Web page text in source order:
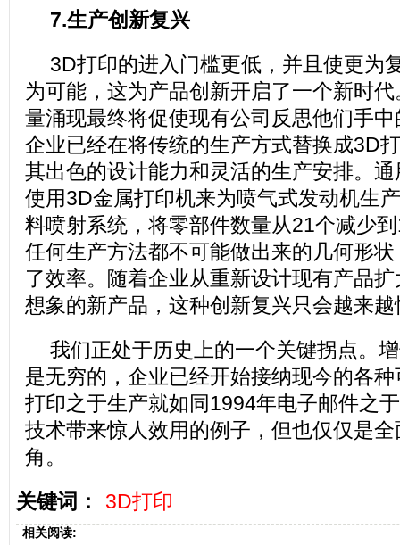
7.生产创新复兴
3D打印的进入门槛更低，并且使更为
为可能，这为产品创新开启了一个新时
量涌现最终将促使现有公司反思他们手
企业已经在将传统的生产方式替换成3D
其出色的设计能力和灵活的生产安排。
使用3D金属打印机来为喷气式发动机生
料喷射系统，将零部件数量从21个减少
任何生产方法都不可能做出来的几何形
了效率。随着企业从重新设计现有产品
想象的新产品，这种创新复兴只会越来越
我们正处于历史上的一个关键拐点。
是无穷的，企业已经开始接纳现今的各
打印之于生产就如同1994年电子邮件之
技术带来惊人效用的例子，但也仅仅是
角。
关键词：
3D打印
相关阅读: